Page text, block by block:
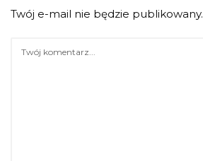
Twój e-mail nie będzie publikowany.